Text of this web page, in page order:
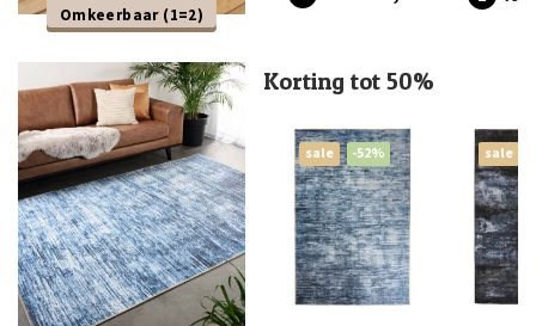
Omkeerbaar (1=2)
Korting tot 50%
sale -52% sale